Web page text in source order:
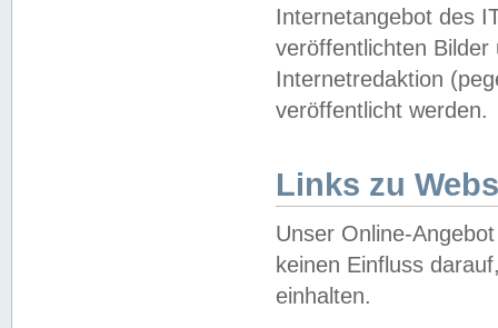
Internetangebot des
veröffentlichten
Internetredaktion
veröffentlicht werden.
Links zu
Unser Online-
keinen Einfluss
einhalten.